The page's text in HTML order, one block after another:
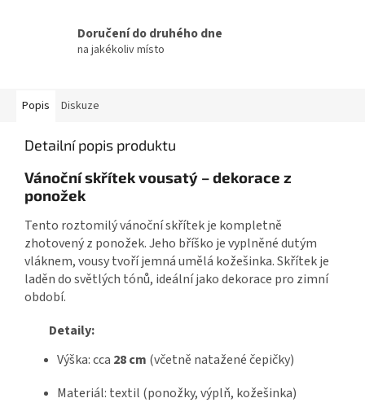
Doručení do druhého dne
na jakékoliv místo
Popis Diskuze
Detailní popis produktu
Vánoční skřítek vousatý – dekorace z
ponožek
Tento roztomilý vánoční skřítek je kompletně
zhotovený z ponožek. Jeho bříško je vyplněné dutým
vláknem, vousy tvoří jemná umělá kožešinka. Skřítek je
laděn do světlých tónů, ideální jako dekorace pro zimní
období.
Detaily:
Výška: cca 28 cm (včetně natažené čepičky)
Materiál: textil (ponožky, výplň, kožešinka)